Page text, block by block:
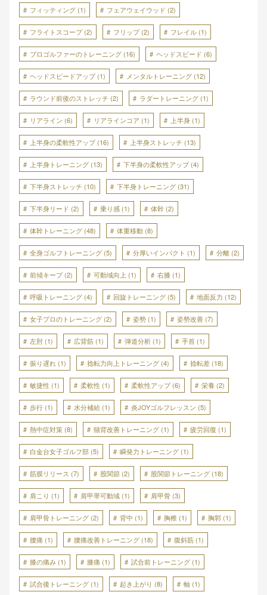
フィッティング (1) フェアウェイウッド (2)
フライトスコープ(2) フリップ(2) フレイル (1)
プロゴルファーのトレーニング (16) ヘッドスピード (6)
ヘッドスピードアップ(1) メンタルトレーニング (12)
ラウンド前後のストレッチ (2) ラダートレーニング (1)
リアライン (6) リアラインコア (1) 上半身 (1)
上半身の柔軟性アップ(16) 上半身ストレッチ (13)
上半身トレーニング (13) 下半身の柔軟性アップ(4)
下半身ストレッチ (10) 下半身トレーニング (31)
下半身リード (2) 乗り感 (1) 体幹 (2)
体幹トレーニング (48) 体重移動 (8)
全身ゴルフトレーニング (5) 分厚いインパクト (1) 分離 (2)
前傾キープ(2) 可動域向上 (1) 右膝 (1)
呼吸トレーニング (4) 回旋トレーニング (5) 地面反力 (12)
女子プロのトレーニング (2) 姿勢 (1) 姿勢改善 (7)
左肘 (1) 広背筋 (1) 弾道分析 (1) 手首 (1)
振り遅れ (1) 捻転力向上トレーニング (4) 捻転差 (18)
敏捷性 (1) 柔軟性 (1) 柔軟性アップ(6) 栄養 (2)
歩行 (1) 水分補給 (1) 炎JOYゴルフレッスン (5)
熱中症対策 (8) 猫背改善トレーニング (1) 疲労回復 (1)
白金台女子ゴルフ部 (5) 瞬発力トレーニング (1)
筋膜リリース (7) 股関節 (2) 股関節トレーニング (18)
肩こり (1) 肩甲帯可動域 (1) 肩甲骨 (3)
肩甲骨トレーニング (2) 背中 (1) 胸椎 (1) 胸郭 (1)
腰痛 (1) 腰痛改善トレーニング (18) 腹斜筋 (1)
膝の痛み (1) 膝痛 (1) 試合前トレーニング (1)
試合後トレーニング (1) 起き上がり (8) 軸 (1)